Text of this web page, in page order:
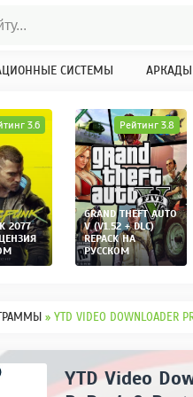
СИСТЕМЫ АРКАДЫ
2077
3.6
GRAND THEFT AUTO
V (V1.52 + DLC)
REPACK НА
РУССКОМ
Рейтинг 3.8
» YTD VIDEO DOWNLOADER
YTD Video